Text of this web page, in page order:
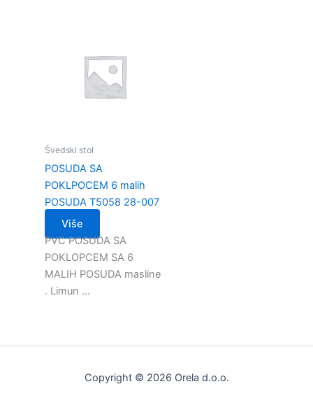
Švedski stol
POSUDA SA
POKLPOCEM 6 malih
POSUDA T5058 28-007
Više
PVC POSUDA SA
POKLOPCEM SA 6
MALIH POSUDA masline
. Limun …
Copyright © 2026 Orela d.o.o.